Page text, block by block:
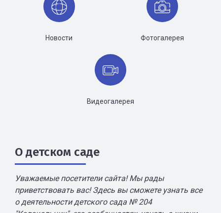
Новости Фотогалерея
Видеогалерея
О детском саде
Уважаемые посетители сайта! Мы рады
приветствовать вас! Здесь вы сможете узнать все
о деятельности детского сада № 204